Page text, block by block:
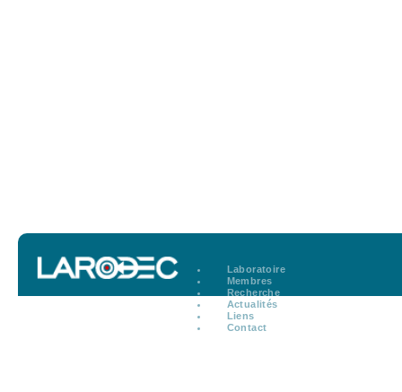
Laboratoire
Membres
Recherche
Actualités
Liens
Contact